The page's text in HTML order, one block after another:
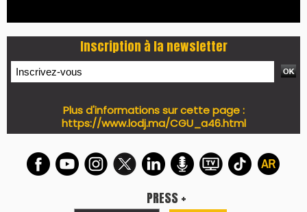
Inscription à la newsletter
Plus d'informations sur cette page :
https://www.lodj.ma/CGU_a46.html
PRESS +